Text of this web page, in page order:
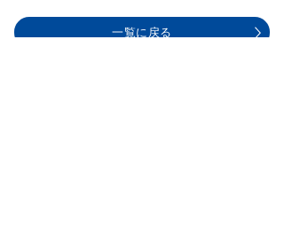
一覧に戻る